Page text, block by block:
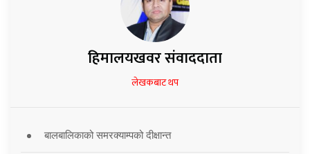
हिमालयखवर संवाददाता
लेखकबाट थप
बालबालिकाको समरक्याम्पको दीक्षान्त